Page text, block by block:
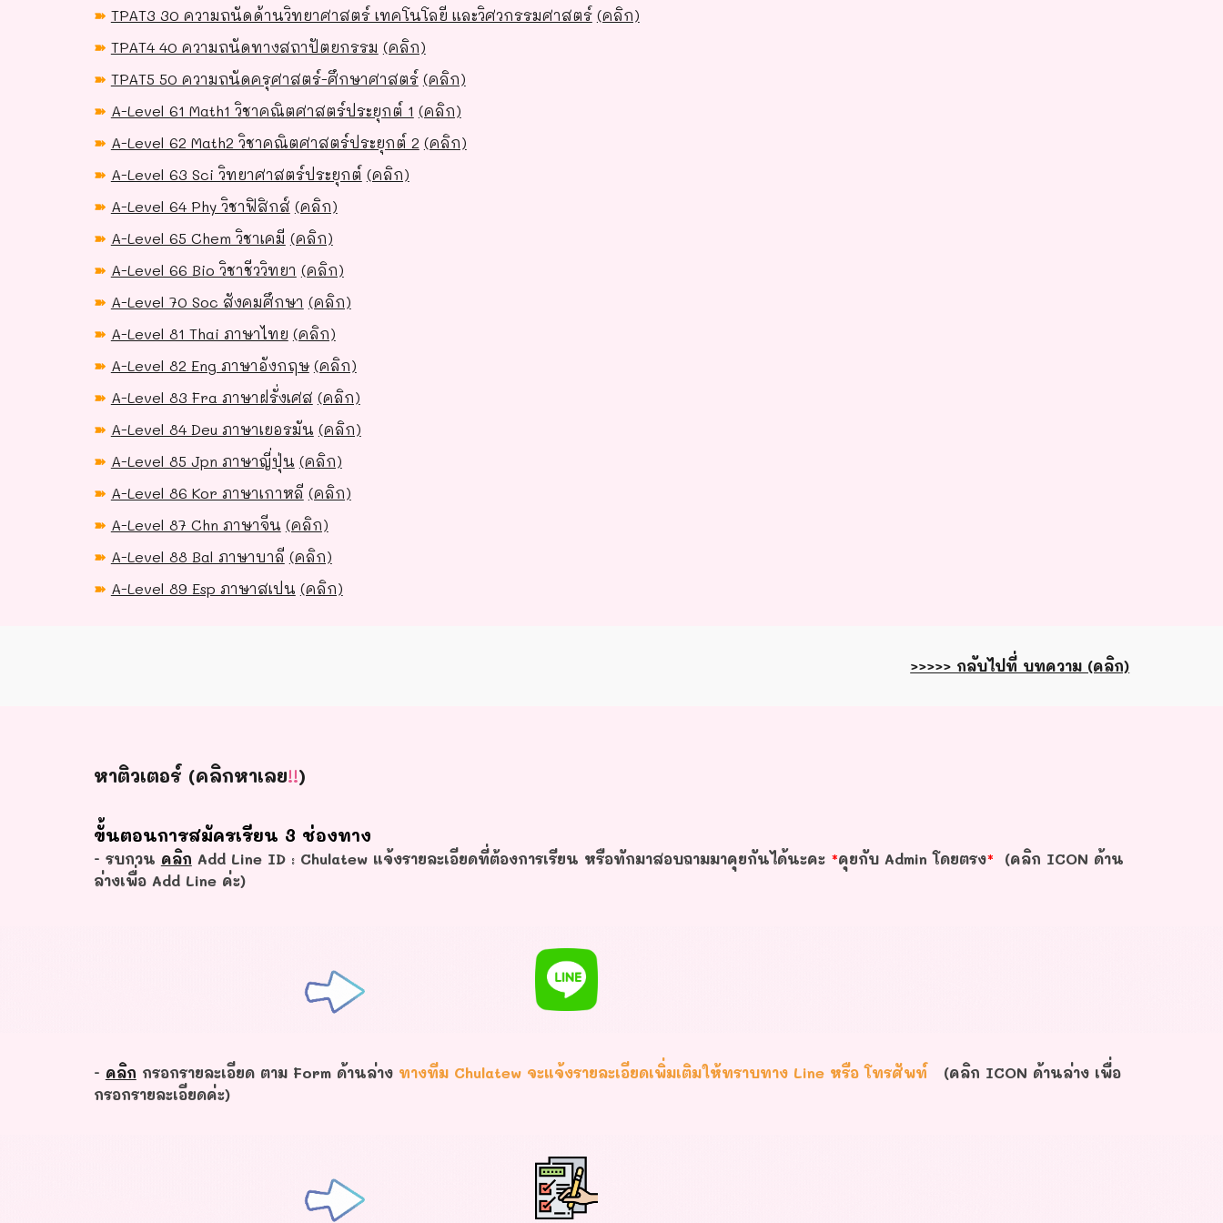
➽ TPAT3 30 ความถนัดด้านวิทยาศาสตร์ เทคโนโลยี และวิศวกรรมศาสตร์ (คลิก)
➽ TPAT4 40 ความถนัดทางสถาปัตยกรรม (คลิก)
➽ TPAT5 50 ความถนัดครุศาสตร์-ศึกษาศาสตร์ (คลิก)
➽ A-Level 61 Math1 วิชาคณิตศาสตร์ประยุกต์ 1 (คลิก)
➽ A-Level 62 Math2 วิชาคณิตศาสตร์ประยุกต์ 2 (คลิก)
➽ A-Level 63 Sci วิทยาศาสตร์ประยุกต์ (คลิก)
➽ A-Level 64 Phy วิชาฟิสิกส์ (คลิก)
➽ A-Level 65 Chem วิชาเคมี (คลิก)
➽ A-Level 66 Bio วิชาชีววิทยา (คลิก)
➽ A-Level 70 Soc สังคมศึกษา (คลิก)
➽ A-Level 81 Thai ภาษาไทย (คลิก)
➽ A-Level 82 Eng ภาษาอังกฤษ (คลิก)
➽ A-Level 83 Fra ภาษาฝรั่งเศส (คลิก)
➽ A-Level 84 Deu ภาษาเยอรมัน (คลิก)
➽ A-Level 85 Jpn ภาษาญี่ปุ่น (คลิก)
➽ A-Level 86 Kor ภาษาเกาหลี (คลิก)
➽ A-Level 87 Chn ภาษาจีน (คลิก)
➽ A-Level 88 Bal ภาษาบาลี (คลิก)
➽ A-Level 89 Esp ภาษาสเปน (คลิก)
>>>>> กลับไปที่ บทความ (คลิก)
หาติวเตอร์ (คลิกหาเลย!!)
ขั้นตอนการสมัครเรียน 3 ช่องทาง
- รบกวน คลิก Add Line ID : Chulatew แจ้งรายละเอียดที่ต้องการเรียน หรือทักมาสอบถามมาคุยกันได้นะคะ *คุยกับ Admin โดยตรง* (คลิก ICON ด้าน
ล่างเพื่อ Add Line ค่ะ)
- คลิก กรอกรายละเอียด ตาม Form ด้านล่าง ทางทีม Chulatew จะแจ้งรายละเอียดเพิ่มเติมให้ทราบทาง Line หรือ โทรศัพท์
(คลิก ICON ด้านล่าง เพื่อ
กรอกรายละเอียดค่ะ)